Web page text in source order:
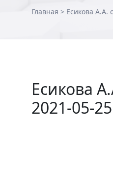
Главная > Есикова А.А.
Есикова
2021-05-